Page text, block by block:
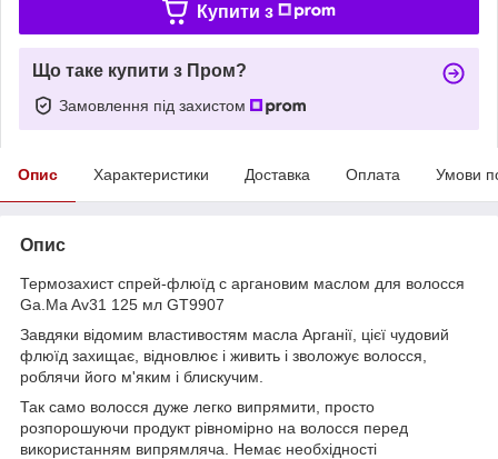
Купити з
Що таке купити з Пром?
Замовлення під захистом
Опис Характеристики Доставка Оплата Умови
Опис
Термозахист спрей-флюїд с аргановим маслом для волосся
Ga.Ma Av31 125 мл GT9907
Завдяки відомим властивостям масла Арганії, цієї чудовий
флюїд захищає, відновлює і живить і зволожує волосся,
роблячи його м'яким і блискучим.
Так само волосся дуже легко випрямити, просто
розпорошуючи продукт рівномірно на волосся перед
використанням випрямляча. Немає необхідності